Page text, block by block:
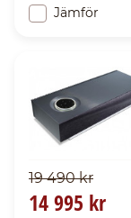
Jämför
19 490 kr
14 995 kr